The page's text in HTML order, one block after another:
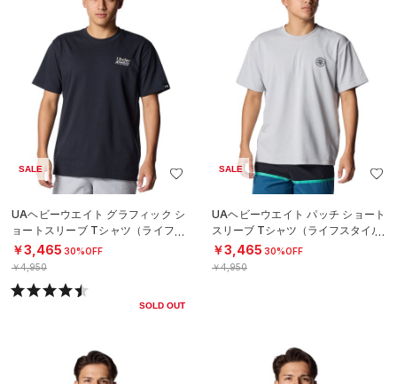
SALE
UAヘビーウエイト グラフィック シ
ョートスリーブ Tシャツ（ライフス
タイル/MEN）
￥3,465 30%OFF
￥4,950
SOLD OUT
SALE
UAヘビーウエイト パッチ ショート
スリーブ Tシャツ（ライフスタイル/
MEN）
￥3,465 30%OFF
￥4,950